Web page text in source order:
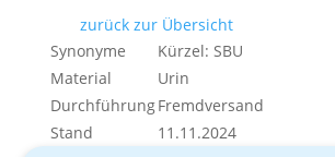
zurück zur Übersicht
Synonyme
Kürzel: SBU
Material
Urin
DurchführungFremdversand
Stand
11.11.2024